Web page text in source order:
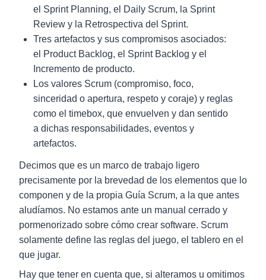
el Sprint Planning, el Daily Scrum, la Sprint
Review y la Retrospectiva del Sprint.
Tres artefactos y sus compromisos asociados:
el Product Backlog, el Sprint Backlog y el
Incremento de producto.
Los valores Scrum (compromiso, foco,
sinceridad o apertura, respeto y coraje) y reglas
como el timebox, que envuelven y dan sentido
a dichas responsabilidades, eventos y
artefactos.
Decimos que es un marco de trabajo ligero
precisamente por la brevedad de los elementos que lo
componen y de la propia Guía Scrum, a la que antes
aludíamos. No estamos ante un manual cerrado y
pormenorizado sobre cómo crear software. Scrum
solamente define las reglas del juego, el tablero en el
que jugar.
Hay que tener en cuenta que, si alteramos u omitimos